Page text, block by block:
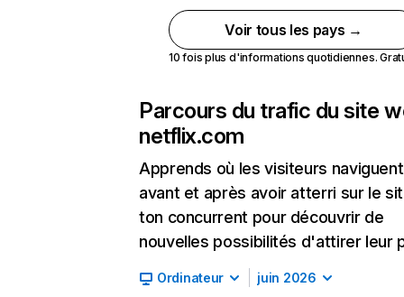
Voir tous les pays →
10 fois plus d'informations quotidiennes.
Parcours du trafic du site
netflix.com
Apprends où les visiteurs naviguent
avant et après avoir atterri sur le
ton concurrent pour découvrir de
nouvelles possibilités d'attirer leur
Ordinateur juin 2026